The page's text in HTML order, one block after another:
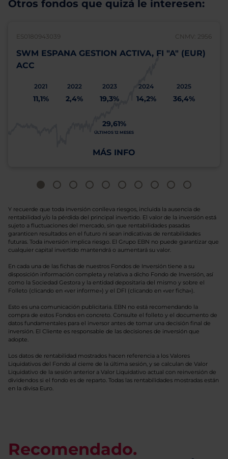
Otros fondos que quizá le interesen:
ES0180943039 CNMV: 2956
SWM ESPANA GESTION ACTIVA, FI "A" (EUR)
ACC
2021
11,1%
2022
2,4%
2023
19,3%
2024
14,2%
2025
36,4%
29,61%
ÚLTIMOS 12 MESES
MÁS INFO
Y recuerde que toda inversión conlleva riesgos, incluida la ausencia de
rentabilidad y/o la pérdida del principal invertido. El valor de la inversión está
sujeto a fluctuaciones del mercado, sin que rentabilidades pasadas
garanticen resultados en el futuro ni sean indicativas de rentabilidades
futuras. Toda inversión implica riesgo. El Grupo EBN no puede garantizar que
cualquier capital invertido mantendrá o aumentará su valor.
En cada una de las fichas de nuestros Fondos de Inversión tiene a su
disposición información completa y relativa a dicho Fondo de Inversión, así
como la Sociedad Gestora y la entidad depositaria del mismo y sobre el
Folleto (clicando en «ver informe») y el DFI (clicando en «ver ficha»).
Esto es una comunicación publicitaria. EBN no está recomendando la
compra de estos Fondos en concreto. Consulte el folleto y el documento de
datos fundamentales para el inversor antes de tomar una decisión final de
inversión. El Cliente es responsable de las decisiones de inversión que
adopte.
Los datos de rentabilidad mostrados hacen referencia a los Valores
Liquidativos del Fondo al cierre de la última sesión, y se calculan de Valor
Liquidativo de la sesión anterior a Valor Liquidativo actual con reinversión de
dividendos si el fondo es de reparto. Todas las rentabilidades mostradas están
en la divisa Euro.
Recomendado.